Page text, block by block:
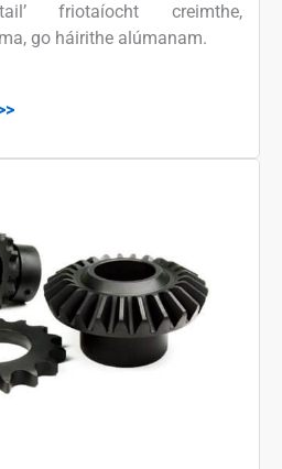
friotaíocht creimthe,
go háirithe alúmanam.